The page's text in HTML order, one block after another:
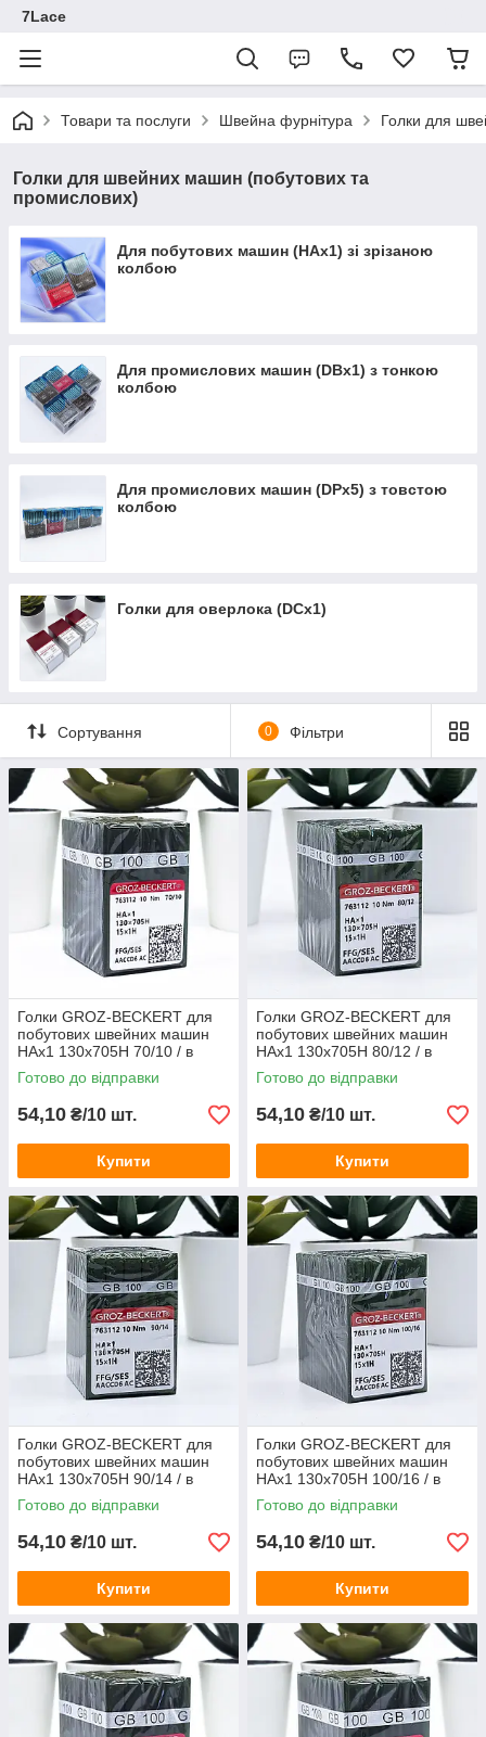
7Lace
Товари та послуги Швейна фурнітура Голки для
Голки для швейних машин (побутових та
промислових)
Для побутових машин (HAx1) зі зрізаною
колбою
Для промислових машин (DBx1) з тонкою
колбою
Для промислових машин (DPx5) з товстою
колбою
Голки для оверлока (DCx1)
Сортування 0 Фільтри
Голки GROZ-BECKERT для
побутових швейних машин
HAx1 130x705H 70/10 / в
пластині 10 штук
Готово до відправки
54,10 ₴/10 шт.
Купити
Голки GROZ-BECKERT для
побутових швейних машин
HAx1 130x705H 80/12 / в
пластині 10 штук
Готово до відправки
54,10 ₴/10 шт.
Купити
Голки GROZ-BECKERT для
побутових швейних машин
HAx1 130x705H 90/14 / в
пластині 10 штук
Готово до відправки
54,10 ₴/10 шт.
Купити
Голки GROZ-BECKERT для
побутових швейних машин
HAx1 130x705H 100/16 / в
пластині 10 штук
Готово до відправки
54,10 ₴/10 шт.
Купити